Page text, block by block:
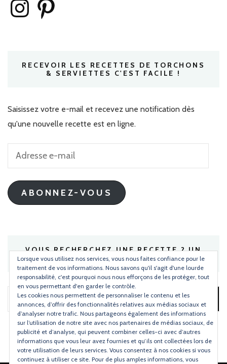
RECEVOIR LES RECETTES DE TORCHONS
& SERVIETTES C'EST FACILE !
Saisissez votre e-mail et recevez une notification dès
qu'une nouvelle recette est en ligne.
Adresse
mail
ABONNEZ-VOUS
VOUS RECHERCHEZ UNE RECETTE ? UN
INGRÉDIENT ?
Rechercher :
Lorsque vous utilisez nos services, vous nous faites confiance pour le
traitement de vos informations. Nous savons qu'il s'agit d'une lourde
responsabilité, c'est pourquoi nous nous efforçons de les protéger, tout
en vous permettant d'en garder le contrôle.
Les cookies nous permettent de personnaliser le contenu et les
annonces, d’offrir des fonctionnalités relatives aux médias sociaux et
d’analyser notre trafic. Nous partageons également des informations
sur l’utilisation de notre site avec nos partenaires de médias sociaux, de
publicité et d’analyse, qui peuvent combiner celles-ci avec d’autres
informations que vous leur avez fournies et qu’ils ont collectées lors de
votre utilisation de leurs services. Vous consentez à nos cookies si vous
continuez à utiliser ce site. Pour de plus amples informations, vous